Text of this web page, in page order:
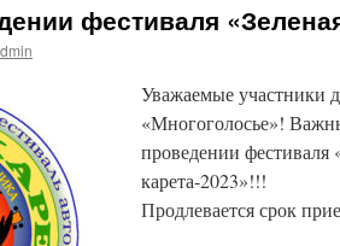
фестиваля
Уважаемые участники
«Многоголосье»!
проведении фестиваля
карета-2023»!!!
Продлевается срок